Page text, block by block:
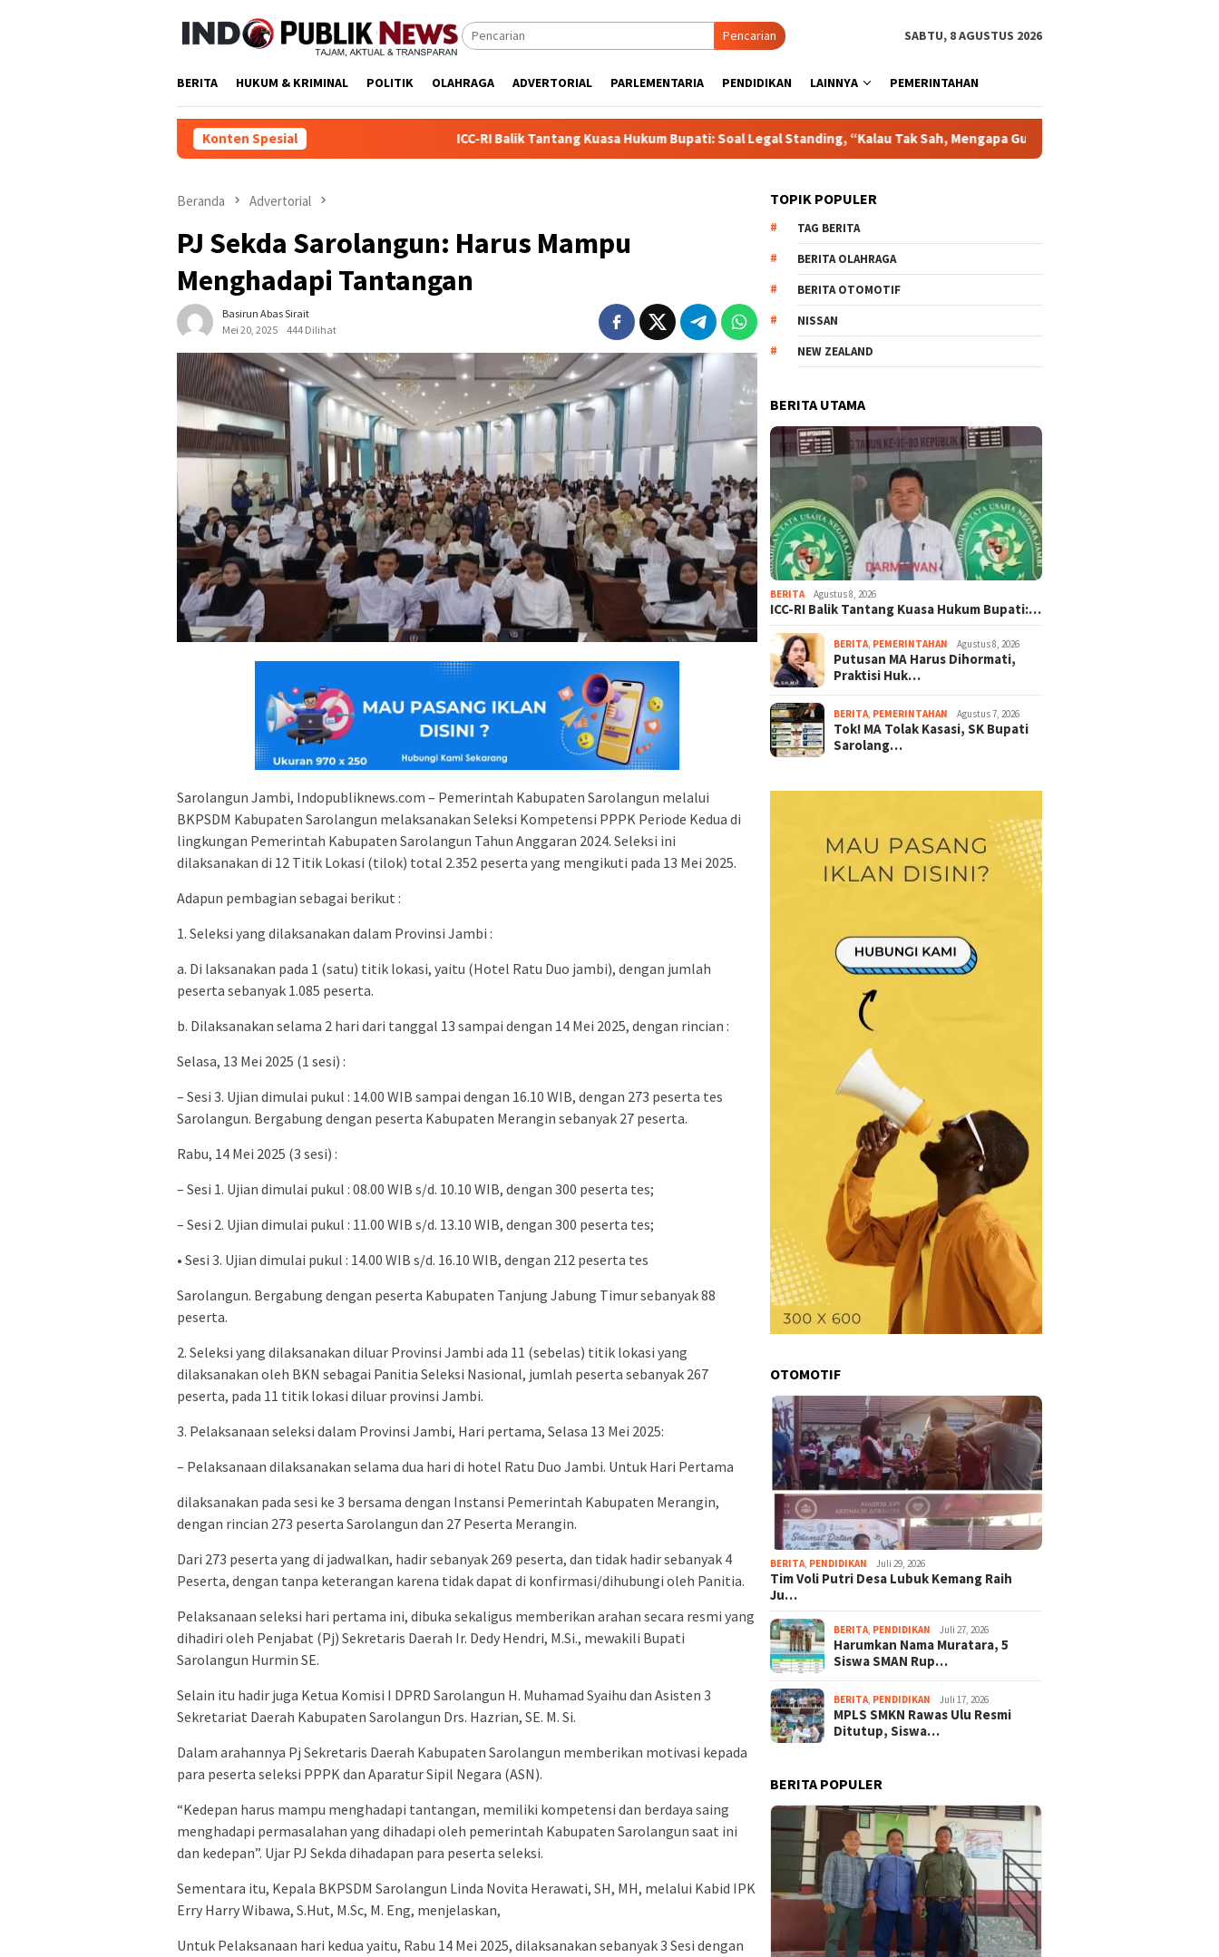
Pencarian SABTU, 8 AGUSTUS 2026
BERITA HUKUM & KRIMINAL POLITIK OLAHRAGA ADVERTORIAL PARLEMENTARIA PENDIDIKAN LAINNYA PEMERINTAHAN
Konten Spesial ICC-RI Balik Tantang Kuasa Hukum Bupati: Soal Legal Standing, “Kalau Tak Sah, Mengapa Gugatan Kami Dikabulkan?”
Beranda Advertorial
PJ Sekda Sarolangun: Harus Mampu
Menghadapi Tantangan
Basirun Abas Sirait
Mei 20, 2025
444 Dilihat
Sarolangun Jambi, Indopubliknews.com – Pemerintah Kabupaten Sarolangun melalui
BKPSDM Kabupaten Sarolangun melaksanakan Seleksi Kompetensi PPPK Periode Kedua di
lingkungan Pemerintah Kabupaten Sarolangun Tahun Anggaran 2024. Seleksi ini
dilaksanakan di 12 Titik Lokasi (tilok) total 2.352 peserta yang mengikuti pada 13 Mei 2025.
Adapun pembagian sebagai berikut :
1. Seleksi yang dilaksanakan dalam Provinsi Jambi :
a. Di laksanakan pada 1 (satu) titik lokasi, yaitu (Hotel Ratu Duo jambi), dengan jumlah
peserta sebanyak 1.085 peserta.
b. Dilaksanakan selama 2 hari dari tanggal 13 sampai dengan 14 Mei 2025, dengan rincian :
Selasa, 13 Mei 2025 (1 sesi) :
– Sesi 3. Ujian dimulai pukul : 14.00 WIB sampai dengan 16.10 WIB, dengan 273 peserta tes
Sarolangun. Bergabung dengan peserta Kabupaten Merangin sebanyak 27 peserta.
Rabu, 14 Mei 2025 (3 sesi) :
– Sesi 1. Ujian dimulai pukul : 08.00 WIB s/d. 10.10 WIB, dengan 300 peserta tes;
– Sesi 2. Ujian dimulai pukul : 11.00 WIB s/d. 13.10 WIB, dengan 300 peserta tes;
• Sesi 3. Ujian dimulai pukul : 14.00 WIB s/d. 16.10 WIB, dengan 212 peserta tes
Sarolangun. Bergabung dengan peserta Kabupaten Tanjung Jabung Timur sebanyak 88
peserta.
2. Seleksi yang dilaksanakan diluar Provinsi Jambi ada 11 (sebelas) titik lokasi yang
dilaksanakan oleh BKN sebagai Panitia Seleksi Nasional, jumlah peserta sebanyak 267
peserta, pada 11 titik lokasi diluar provinsi Jambi.
3. Pelaksanaan seleksi dalam Provinsi Jambi, Hari pertama, Selasa 13 Mei 2025:
– Pelaksanaan dilaksanakan selama dua hari di hotel Ratu Duo Jambi. Untuk Hari Pertama
dilaksanakan pada sesi ke 3 bersama dengan Instansi Pemerintah Kabupaten Merangin,
dengan rincian 273 peserta Sarolangun dan 27 Peserta Merangin.
Dari 273 peserta yang di jadwalkan, hadir sebanyak 269 peserta, dan tidak hadir sebanyak 4
Peserta, dengan tanpa keterangan karena tidak dapat di konfirmasi/dihubungi oleh Panitia.
Pelaksanaan seleksi hari pertama ini, dibuka sekaligus memberikan arahan secara resmi yang
dihadiri oleh Penjabat (Pj) Sekretaris Daerah Ir. Dedy Hendri, M.Si., mewakili Bupati
Sarolangun Hurmin SE.
Selain itu hadir juga Ketua Komisi I DPRD Sarolangun H. Muhamad Syaihu dan Asisten 3
Sekretariat Daerah Kabupaten Sarolangun Drs. Hazrian, SE. M. Si.
Dalam arahannya Pj Sekretaris Daerah Kabupaten Sarolangun memberikan motivasi kepada
para peserta seleksi PPPK dan Aparatur Sipil Negara (ASN).
“Kedepan harus mampu menghadapi tantangan, memiliki kompetensi dan berdaya saing
menghadapi permasalahan yang dihadapi oleh pemerintah Kabupaten Sarolangun saat ini
dan kedepan”. Ujar PJ Sekda dihadapan para peserta seleksi.
Sementara itu, Kepala BKPSDM Sarolangun Linda Novita Herawati, SH, MH, melalui Kabid IPK
Erry Harry Wibawa, S.Hut, M.Sc, M. Eng, menjelaskan,
Untuk Pelaksanaan hari kedua yaitu, Rabu 14 Mei 2025, dilaksanakan sebanyak 3 Sesi dengan
TOPIK POPULER
TAG BERITA
BERITA OLAHRAGA
BERITA OTOMOTIF
NISSAN
NEW ZEALAND
BERITA UTAMA
BERITA Agustus 8, 2026
ICC-RI Balik Tantang Kuasa Hukum Bupati:…
BERITA PEMERINTAHAN Agustus 8, 2026
Putusan MA Harus Dihormati,
Praktisi Huk…
BERITA PEMERINTAHAN Agustus 7, 2026
Tok! MA Tolak Kasasi, SK Bupati
Sarolang…
OTOMOTIF
BERITA, PENDIDIKAN Juli 29, 2026
Tim Voli Putri Desa Lubuk Kemang Raih
Ju…
BERITA, PENDIDIKAN Juli 27, 2026
Harumkan Nama Muratara, 5
Siswa SMAN Rup…
BERITA, PENDIDIKAN Juli 17, 2026
MPLS SMKN Rawas Ulu Resmi
Ditutup, Siswa…
BERITA POPULER